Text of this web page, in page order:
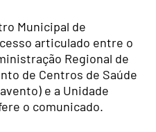
Municipal de
articulado entre o
Regional de
de Centros de Saúde
e a Unidade
o comunicado.